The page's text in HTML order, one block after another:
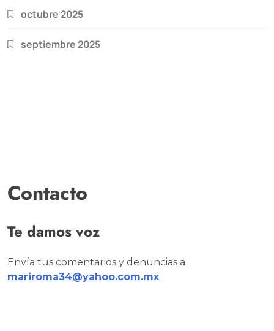
octubre 2025
septiembre 2025
Contacto
Te damos voz
Envía tus comentarios y denuncias a
mariroma34@yahoo.com.mx